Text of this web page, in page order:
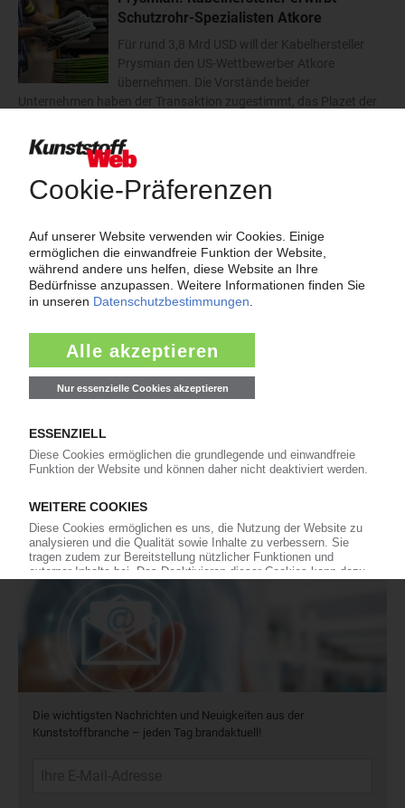
Schutzrohr-Spezialisten Atkore
Für rund 3,8 Mrd USD will der Kabelhersteller
Prysmian den US-Wettbewerber Atkore
übernehmen. Die Vorstände beider
Unternehmen haben der Transaktion zugestimmt, das Plazet der
10.08.2026
mehr
Thema "Force Majeure"
Force Majeure in der Kunststoffindustrie
wenn der Lieferant nicht mehr liefert – Informationen zum
Themenkomplex Force Majeure, Corona und Kunststoff-
Preisentwicklung sowie Tipps für die Praxis.
Jetzt lesen
Newsletter
Die wichtigsten Nachrichten und Neuigkeiten aus der
Kunststoffbranche – jeden Tag brandaktuell!